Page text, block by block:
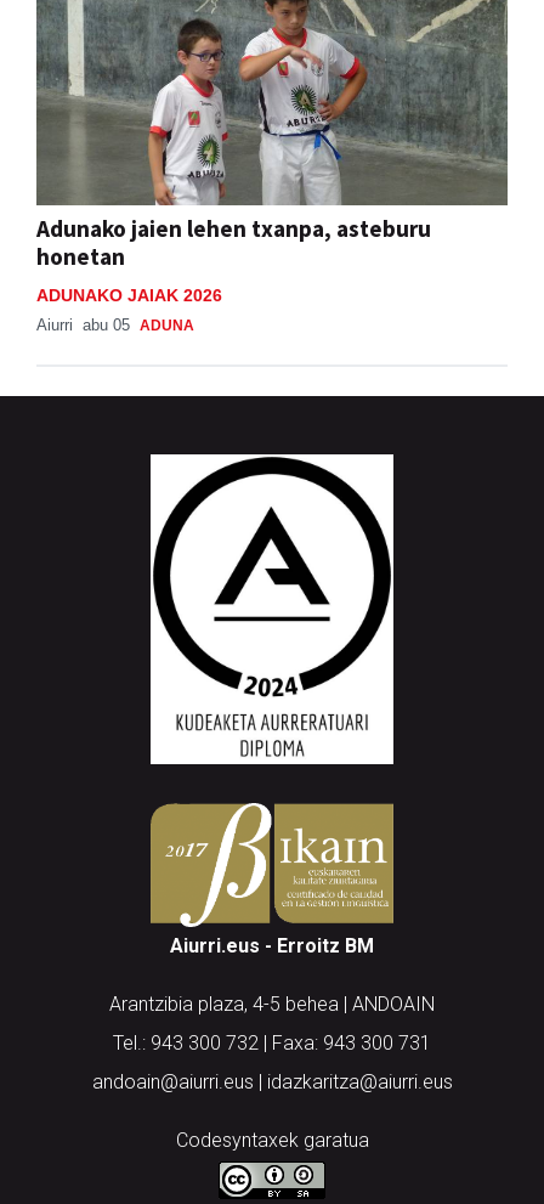
Adunako jaien lehen txanpa, asteburu
honetan
ADUNAKO JAIAK 2026
Aiurri abu 05 ADUNA
Aiurri.eus - Erroitz BM
Arantzibia plaza, 4-5 behea | ANDOAIN
Tel.: 943 300 732 | Faxa: 943 300 731
andoain@aiurri.eus | idazkaritza@aiurri.eus
Codesyntaxek garatua